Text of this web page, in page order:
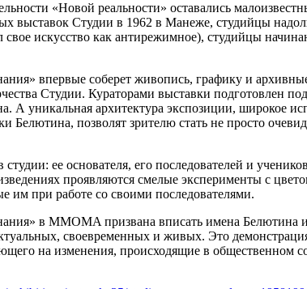
«Новой реальности» оставались
Студии в 1962 в Манеже, студийцы
искусство как антирежимное), студийцы
впервые соберет живопись, графику и
Студии. Кураторами выставки подготовлен
уникальная архитектура экспозиции, широкое
Белютина, позволят зрителю стать не просто
ее основателя, его последователей и
проявляются смелые эксперименты с
им при работе со своими последователями.
в MMOMA призвана вписать имена Белютина
своевременных и живых. Это
на изменения, происходящие в общественном